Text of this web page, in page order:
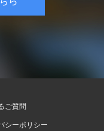
ご質問
シーポリシー